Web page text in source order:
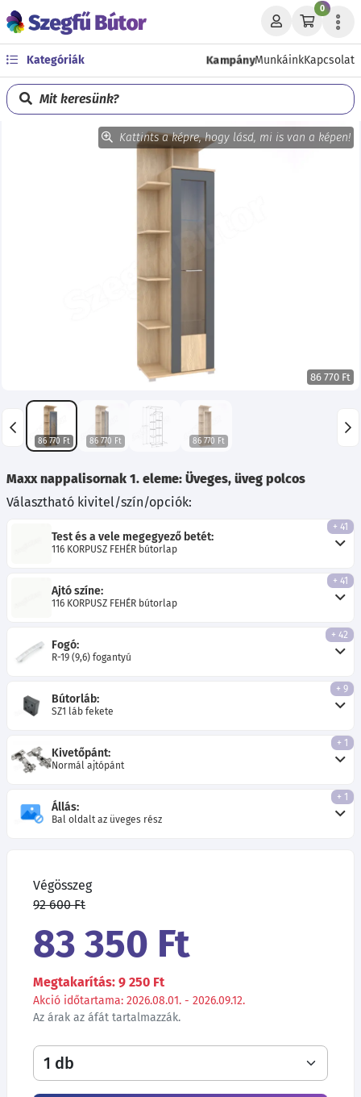
0
Kategóriák KampányMunkáinkKapcsolat
Mit keresünk?
Kattints a képre, hogy lásd, mi is van a képen!
86 770 Ft
86 770 Ft 86 770 Ft 86 770 Ft
Maxx nappalisornak 1. eleme: Üveges, üveg polcos
Választható kivitel/szín/opciók:
Test és a vele megegyező betét:
116 KORPUSZ FEHÉR bútorlap
+ 41
Ajtó színe:
116 KORPUSZ FEHÉR bútorlap
+ 41
Fogó:
R-19 (9,6) fogantyú
+ 42
Bútorláb:
SZ1 láb fekete
+ 9
Kivetőpánt:
Normál ajtópánt
+ 1
Állás:
Bal oldalt az üveges rész
+ 1
Végösszeg
92 600 Ft
83 350 Ft
Megtakarítás: 9 250 Ft
Akció időtartama: 2026.08.01. - 2026.09.12.
Az árak az áfát tartalmazzák.